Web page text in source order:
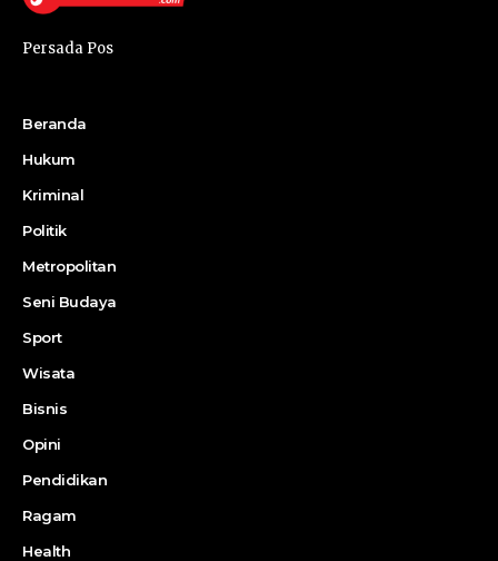
Persada Pos
Beranda
Hukum
Kriminal
Politik
Metropolitan
Seni Budaya
Sport
Wisata
Bisnis
Opini
Pendidikan
Ragam
Health